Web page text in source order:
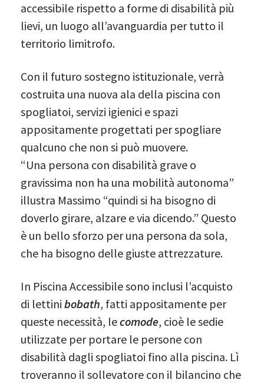
accessibile rispetto a forme di disabilità più
lievi, un luogo all’avanguardia per tutto il
territorio limitrofo.
Con il futuro sostegno istituzionale, verrà
costruita una nuova ala della piscina con
spogliatoi, servizi igienici e spazi
appositamente progettati per spogliare
qualcuno che non si può muovere.
“Una persona con disabilità grave o
gravissima non ha una mobilità autonoma”
illustra Massimo “quindi si ha bisogno di
doverlo girare, alzare e via dicendo.” Questo
è un bello sforzo per una persona da sola,
che ha bisogno delle giuste attrezzature.
In Piscina Accessibile sono inclusi l’acquisto
di lettini bobath, fatti appositamente per
queste necessità, lecomode, cioè le sedie
utilizzate per portare le persone con
disabilità dagli spogliatoi fino alla piscina. Lì
troveranno il sollevatore con il bilancino che